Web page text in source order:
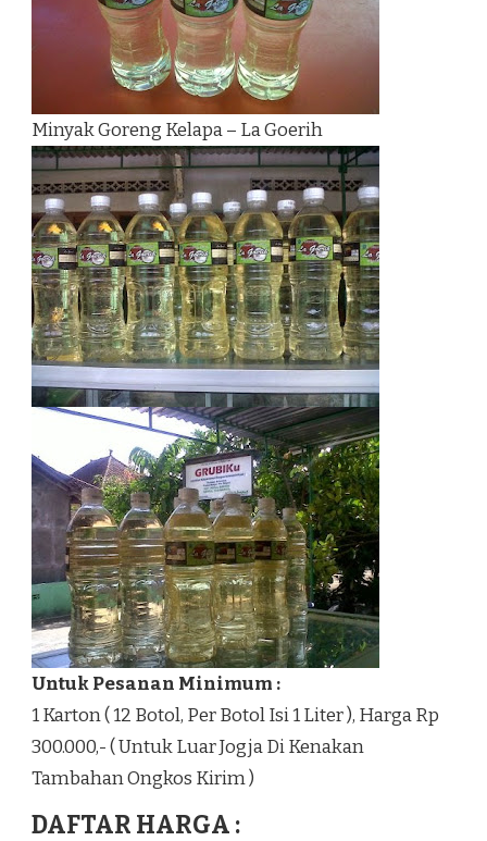
Minyak Goreng Kelapa – La Goerih
Untuk Pesanan Minimum :
1 Karton ( 12 Botol, Per Botol Isi 1 Liter ), Harga Rp
300.000,- ( Untuk Luar Jogja Di Kenakan
Tambahan Ongkos Kirim )
DAFTAR HARGA :